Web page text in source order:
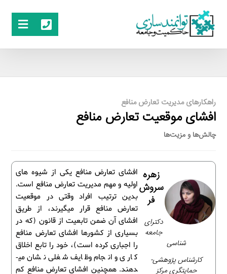
راهکارهای مدیریت تعارض منافع
افشای موقعیت تعارض منافع
چالش‌ها و مزیت‌ها
افشای تعارض منافع یکی از شیوه­ های
اولیه و مهم مدیریت تعارض منافع است.
بدین ترتیب افراد وقتی در موقعیت
تعارض منافع قرار می­گیرند، از طریق
افشای آن ضمن تابعیت از قانون (که در
بسیاری از کشورها افشای تعارض منافع
را اجباری کرده است)، خود را تابع اخلاق
کاری و انجام وظایف شغلی نشان می­
دهند. همچنین افشای تعارض منافع کم
زهره
سروش
فر
دکترای
جامعه
شناسی
کارشناس پژوهشی-
حمایتگری مرکز